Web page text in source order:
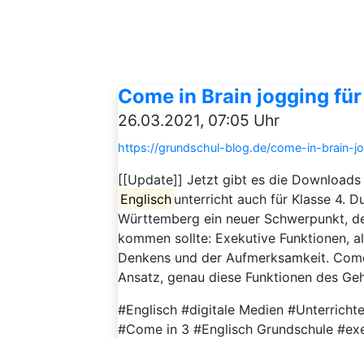
Come in Brain jogging
26.03.2021, 07:05 Uhr
https://grundschul-blog.de/come-in-brain-
[[Update]] Jetzt gibt es die
Englisch unterricht auch für Klasse 4.
Württemberg ein neuer Schwerpunkt,
kommen sollte: Exekutive Funktionen,
Denkens und der Aufmerksamkeit.
Ansatz, genau diese Funktionen des
#Englisch #digitale Medien
#Come in 3 #Englisch Grundschule